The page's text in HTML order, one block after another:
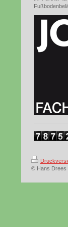
© Hans Drees